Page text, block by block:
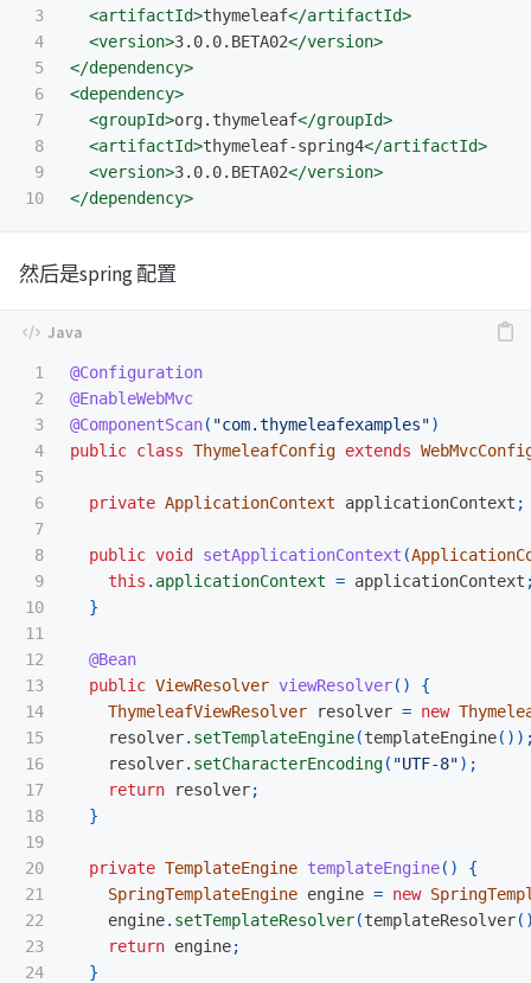
3
4
5
6
7
8
9
<artifactId>thymeleaf</artifactId>
<version>3.0.0.BETA02</version>
</dependency>
<dependency>
<groupId>org.thymeleaf</groupId>
<artifactId>thymeleaf-spring4</artifactId>
<version>3.0.0.BETA02</version>
</dependency>
然后是spring 配置
1
2
3
4
5
6
7
8
9
10
11
12
13
14
15
16
17
18
19
20
21
22
23
24
@Configuration
@EnableWebMvc
@ComponentScan( "com.thymeleafexamples")
public class ThymeleafConfig extends
private ApplicationContext applicationContext ;
public void setApplicationContext (
this . applicationContext = applicationContext
}
@Bean
public ViewResolver viewResolver()
{
ThymeleafViewResolver
resolver = new
resolver. setTemplateEngine(templateEngine
resolver. setCharacterEncoding( "UTF-8");
return
resolver;
}
private TemplateEngine templateEngine()
{
SpringTemplateEngine engine = new
engine. setTemplateResolver(templateResolver
return engine;
}